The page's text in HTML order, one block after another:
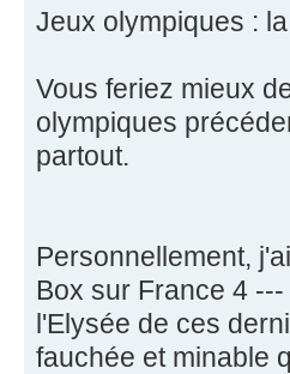
Jeux olympiques :
Vous feriez mieux
olympiques
partout.
Personnellement,
Box sur France 4
l'Elysée de ces
fauchée et minable